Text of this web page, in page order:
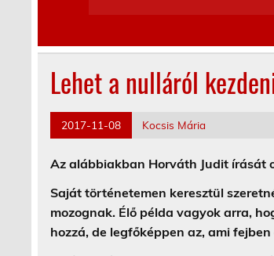
Lehet a nulláról
2017-11-08 Kocsis Mária
Az alábbiakban Horváth Judit írását
Saját történetemen keresztül
mozognak. Élő példa vagyok arra,
hozzá, de legfőképpen az, ami